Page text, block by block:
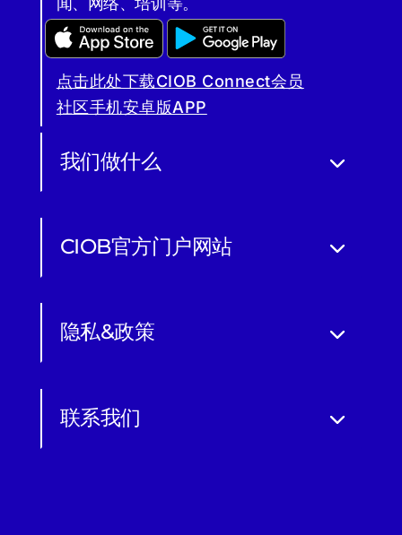
点击此处下载CIOB Connect会员
社区手机安卓版APP
我们做什么
CIOB官方门户网站
隐私&政策
联系我们